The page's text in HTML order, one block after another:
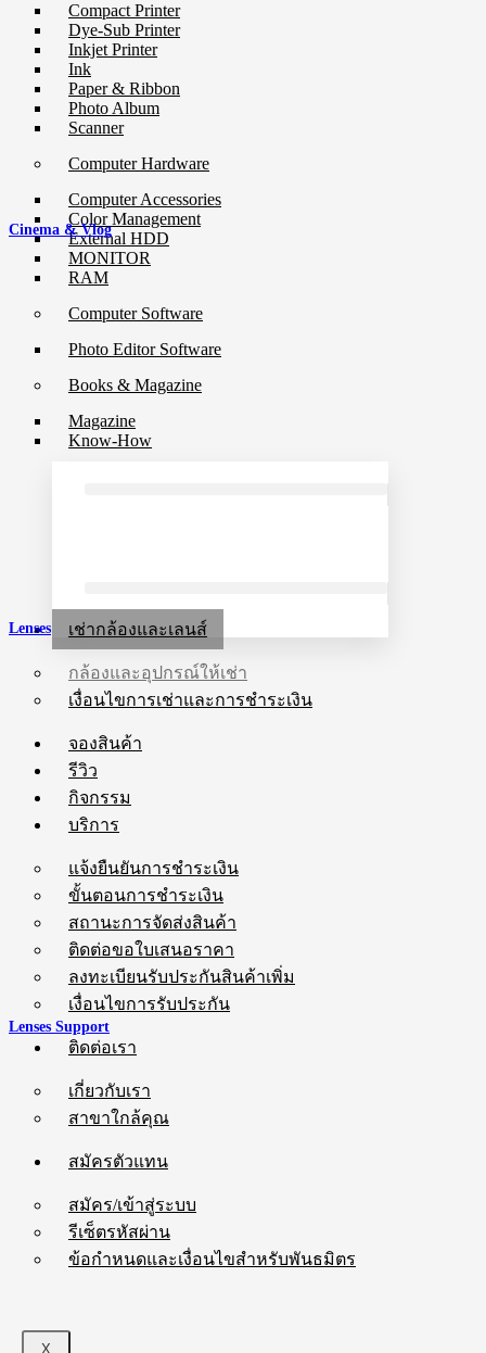
Compact Printer
Dye-Sub Printer
Inkjet Printer
Ink
Paper & Ribbon
Photo Album
Scanner
Computer Hardware
Computer Accessories
Color Management
External HDD
MONITOR
RAM
Computer Software
Photo Editor Software
Books & Magazine
Magazine
Know-How
เช่ากล้องและเลนส์
กล้องและอุปกรณ์ให้เช่า
เงื่อนไขการเช่าและการชำระเงิน
จองสินค้า
รีวิว
กิจกรรม
บริการ
แจ้งยืนยันการชำระเงิน
ขั้นตอนการชำระเงิน
สถานะการจัดส่งสินค้า
ติดต่อขอใบเสนอราคา
ลงทะเบียนรับประกันสินค้าเพิ่ม
เงื่อนไขการรับประกัน
ติดต่อเรา
เกี่ยวกับเรา
สาขาใกล้คุณ
สมัครตัวแทน
สมัคร/เข้าสู่ระบบ
รีเซ็ตรหัสผ่าน
ข้อกำหนดและเงื่อนไขสำหรับพันธมิตร
X
Cinema & Vlog
Lenses
Lenses Support